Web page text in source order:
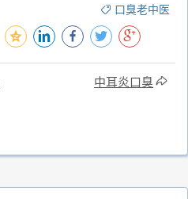
口臭老中医
中耳炎口臭